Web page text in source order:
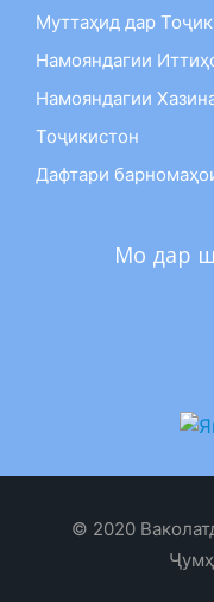
Муттаҳид дар
Намояндагии
Намояндагии
Тоҷикистон
Дафтари
Мо дар
© 2020